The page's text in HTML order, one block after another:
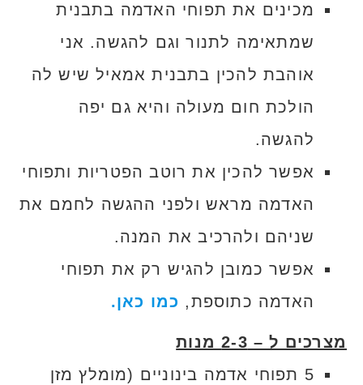
מכינים את תפוחי האדמה בתבנית
שמתאימה לתנור וגם להגשה. אני
אוהבת להכין בתבנית אמאיל שיש לה
הולכת חום מעולה והיא גם יפה
להגשה.
אפשר להכין את רוטב הפטריות ותפוחי
האדמה מראש ולפני ההגשה לחמם את
שניהם ולהרכיב את המנה.
אפשר כמובן להגיש רק את תפוחי
האדמה כתוספת, כמו כאן.
מצרכים ל – 2-3 מנות
5 תפוחי אדמה בינוניים (מומלץ מזן